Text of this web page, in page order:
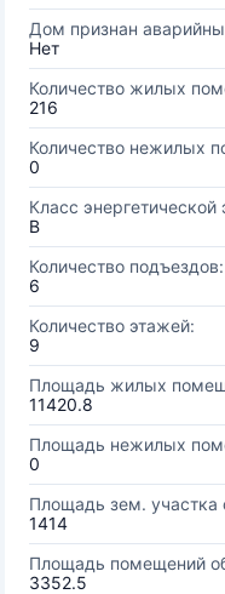
Дом признан
Нет
Количество жилых
216
Количество нежилых
0
Класс энергетической
B
Количество подъездов:
6
Количество этажей:
9
Площадь жилых
11420.8
Площадь нежилых
0
Площадь зем.
1414
Площадь помещений
3352.5